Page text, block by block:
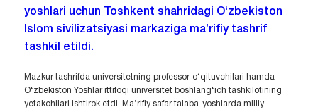
yoshlari uchun Toshkent shahridagi O‘zbekiston
Islom sivilizatsiyasi markaziga ma’rifiy tashrif
tashkil etildi.
Mazkur tashrifda universitetning professor-o‘qituvchilari hamda
O‘zbekiston Yoshlar ittifoqi universitet boshlang‘ich tashkilotining
yetakchilari ishtirok etdi. Ma’rifiy safar talaba-yoshlarda milliy